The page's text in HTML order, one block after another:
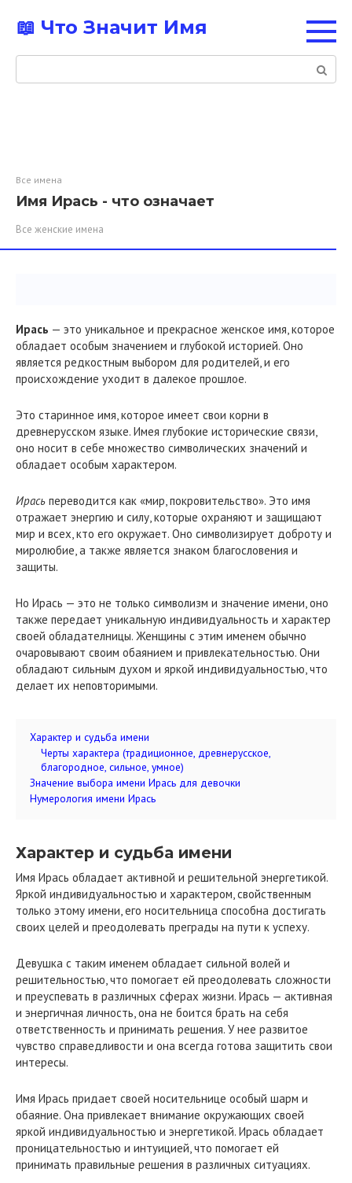
контенту
📖 Что Значит Имя
Поиск:
Все имена
Имя Ирась - что означает
Все женские имена
Ирась — это уникальное и прекрасное женское имя, которое
обладает особым значением и глубокой историей. Оно
является редкостным выбором для родителей, и его
происхождение уходит в далекое прошлое.
Это старинное имя, которое имеет свои корни в
древнерусском языке. Имея глубокие исторические связи,
оно носит в себе множество символических значений и
обладает особым характером.
Ирась переводится как «мир, покровительство». Это имя
отражает энергию и силу, которые охраняют и защищают
мир и всех, кто его окружает. Оно символизирует доброту и
миролюбие, а также является знаком благословения и
защиты.
Но Ирась — это не только символизм и значение имени, оно
также передает уникальную индивидуальность и характер
своей обладателницы. Женщины с этим именем обычно
очаровывают своим обаянием и привлекательностью. Они
обладают сильным духом и яркой индивидуальностью, что
делает их неповторимыми.
Характер и судьба имени
Черты характера (традиционное, древнерусское,
благородное, сильное, умное)
Значение выбора имени Ирась для девочки
Нумерология имени Ирась
Характер и судьба имени
Имя Ирась обладает активной и решительной энергетикой.
Яркой индивидуальностью и характером, свойственным
только этому имени, его носительница способна достигать
своих целей и преодолевать преграды на пути к успеху.
Девушка с таким именем обладает сильной волей и
решительностью, что помогает ей преодолевать сложности
и преуспевать в различных сферах жизни. Ирась — активная
и энергичная личность, она не боится брать на себя
ответственность и принимать решения. У нее развитое
чувство справедливости и она всегда готова защитить свои
интересы.
Имя Ирась придает своей носительнице особый шарм и
обаяние. Она привлекает внимание окружающих своей
яркой индивидуальностью и энергетикой. Ирась обладает
проницательностью и интуицией, что помогает ей
принимать правильные решения в различных ситуациях.